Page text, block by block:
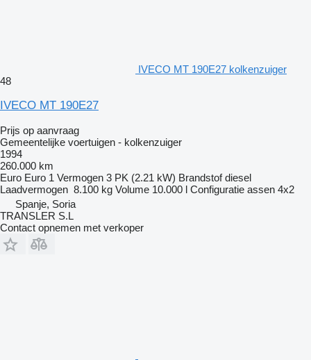
IVECO MT 190E27 kolkenzuiger
48
IVECO MT 190E27
Prijs op aanvraag
Gemeentelijke voertuigen - kolkenzuiger
1994
260.000 km
Euro Euro 1 Vermogen 3 PK (2.21 kW) Brandstof diesel
Laadvermogen 8.100 kg Volume 10.000 l Configuratie assen 4x2
Spanje, Soria
TRANSLER S.L
Contact opnemen met verkoper